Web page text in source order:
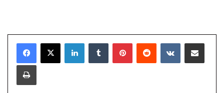
LinkedInTumblr PinterestReddit VKontakteE-Posta ile paylaş
Yazdır